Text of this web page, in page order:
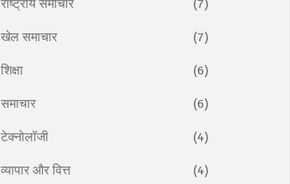
राष्ट्रीय समाचार (7)
खेल समाचार (7)
शिक्षा (6)
समाचार (6)
टेक्नोलॉजी (4)
व्यापार और वित्त (4)